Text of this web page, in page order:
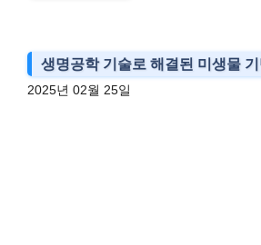
생명공학 기술로 해결된 미생물
2025년 02월 25일